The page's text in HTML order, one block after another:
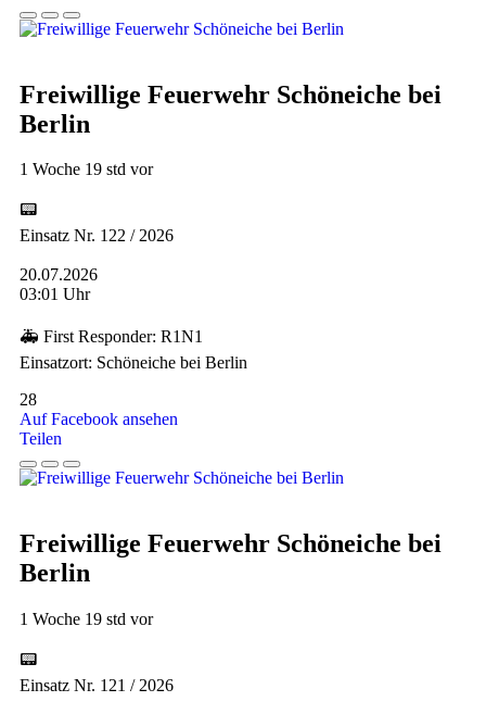
Freiwillige Feuerwehr Schöneiche bei
Berlin
1 Woche 19 std vor
📟
Einsatz Nr. 122 / 2026
20.07.2026
03:01 Uhr
🚑 First Responder: R1N1
Einsatzort: Schöneiche bei Berlin
28
Auf Facebook ansehen
Teilen
Freiwillige Feuerwehr Schöneiche bei
Berlin
1 Woche 19 std vor
📟
Einsatz Nr. 121 / 2026